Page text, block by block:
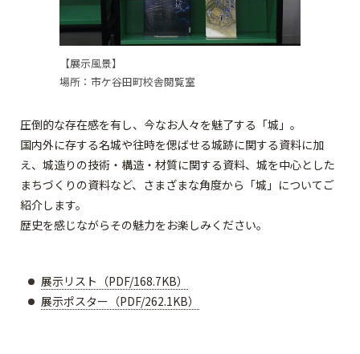
【展示風景】
場所：市ケ谷田町校舎閲覧室
圧倒的な存在感を有し、今なお人々を魅了する「城」。
国内外に存する名城や往時を偲ばせる城跡に関する資料に加
え、城造りの技術・構造・材質に関する資料、城を中心とした
まちづくりの資料など、さまざまな角度から「城」についてご
紹介します。
歴史を感じながらその魅力をお楽しみください。
展示リスト（PDF/168.7KB）
展示ポスター（PDF/262.1KB）